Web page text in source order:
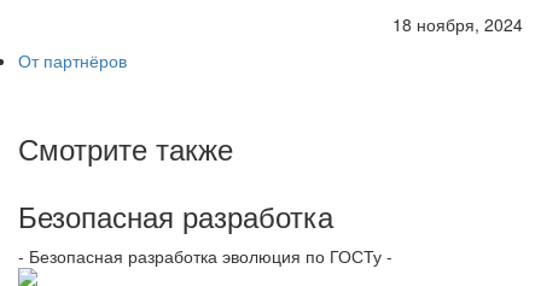
18 ноября, 2024
От партнёров
Смотрите также
Безопасная разработка
- Безопасная разработка эволюция по ГОСТу -